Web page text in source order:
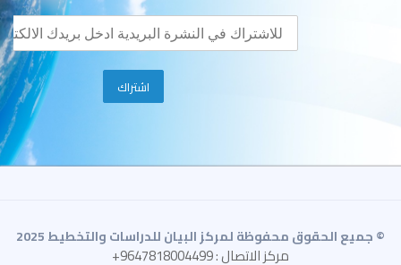
© جميع الحقوق محفوظة لمركز البيان للدراسات والتخطيط 2025
مركز الاتصال : 9647818004499+